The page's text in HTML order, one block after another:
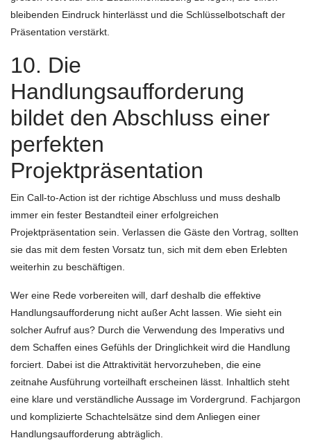
bleibenden Eindruck hinterlässt und die Schlüsselbotschaft der
Präsentation verstärkt.
10. Die
Handlungsaufforderung
bildet den Abschluss einer
perfekten
Projektpräsentation
Ein Call-to-Action ist der richtige Abschluss und muss deshalb
immer ein fester Bestandteil einer erfolgreichen
Projektpräsentation sein. Verlassen die Gäste den Vortrag, sollten
sie das mit dem festen Vorsatz tun, sich mit dem eben Erlebten
weiterhin zu beschäftigen.
Wer eine Rede vorbereiten will, darf deshalb die effektive
Handlungsaufforderung nicht außer Acht lassen. Wie sieht ein
solcher Aufruf aus? Durch die Verwendung des Imperativs und
dem Schaffen eines Gefühls der Dringlichkeit wird die Handlung
forciert. Dabei ist die Attraktivität hervorzuheben, die eine
zeitnahe Ausführung vorteilhaft erscheinen lässt. Inhaltlich steht
eine klare und verständliche Aussage im Vordergrund. Fachjargon
und komplizierte Schachtelsätze sind dem Anliegen einer
Handlungsaufforderung abträglich.